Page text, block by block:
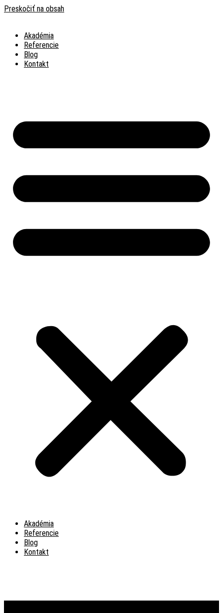
Preskočiť na obsah
Akadémia
Referencie
Blog
Kontakt
Akadémia
Referencie
Blog
Kontakt